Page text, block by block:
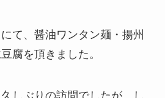
て、醤油ワンタン麺・揚州
腐を頂きました。
しぶりの訪問でしたが、し